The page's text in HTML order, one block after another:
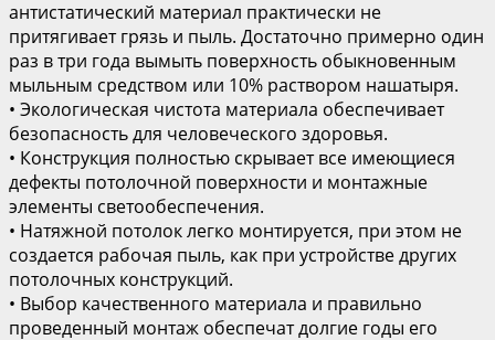
антистатический материал практически не
притягивает грязь и пыль. Достаточно примерно один
раз в три года вымыть поверхность обыкновенным
мыльным средством или 10% раствором нашатыря.
• Экологическая чистота материала обеспечивает
безопасность для человеческого здоровья.
• Конструкция полностью скрывает все имеющиеся
дефекты потолочной поверхности и монтажные
элементы светообеспечения.
• Натяжной потолок легко монтируется, при этом не
создается рабочая пыль, как при устройстве других
потолочных конструкций.
• Выбор качественного материала и правильно
проведенный монтаж обеспечат долгие годы его